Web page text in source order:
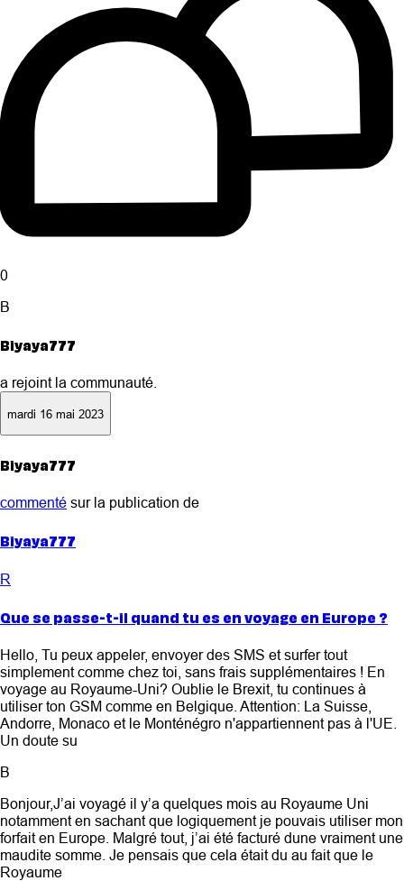
0
B
Biyaya777
a rejoint la communauté.
mardi 16 mai 2023
Biyaya777
commenté sur la publication de
Biyaya777
R
Que se passe-t-il quand tu es en voyage en Europe ?
Hello, Tu peux appeler, envoyer des SMS et surfer tout
simplement comme chez toi, sans frais supplémentaires ! En
voyage au Royaume-Uni? Oublie le Brexit, tu continues à
utiliser ton GSM comme en Belgique. Attention: La Suisse,
Andorre, Monaco et le Monténégro n'appartiennent pas à l'UE.
Un doute su
B
Bonjour,J’ai voyagé il y’a quelques mois au Royaume Uni
notamment en sachant que logiquement je pouvais utiliser mon
forfait en Europe. Malgré tout, j’ai été facturé dune vraiment une
maudite somme. Je pensais que cela était du au fait que le
Royaume